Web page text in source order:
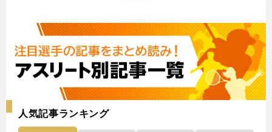
人気記事ランキング